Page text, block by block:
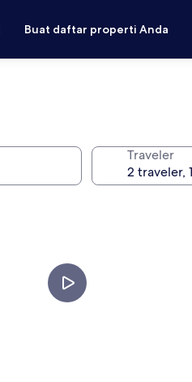
Buat daftar properti Anda
Traveler